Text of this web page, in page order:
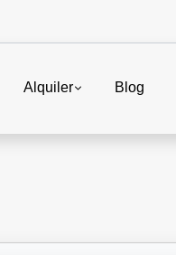
Alquiler Blog